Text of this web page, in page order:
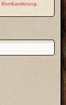
Bombardierung